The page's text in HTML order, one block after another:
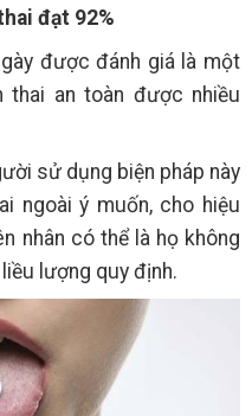
đạt 92%
được đánh giá là một
thai an toàn được nhiều
sử dụng biện pháp này
ngoài ý muốn, cho hiệu
nhân có thể là họ không
lượng quy định.